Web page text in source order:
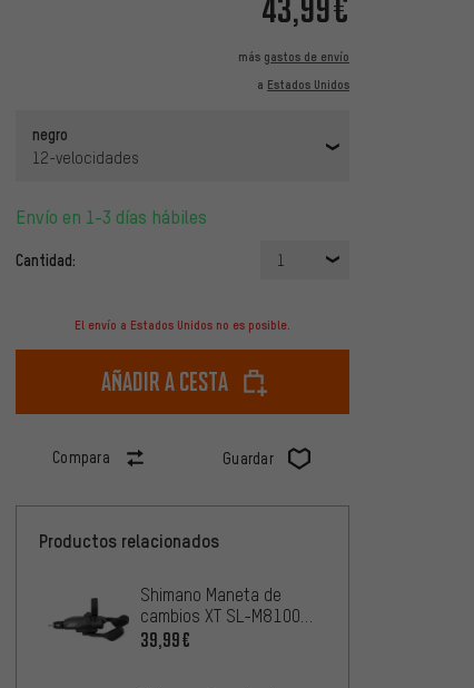
más gastos de envío
a Estados Unidos
negro
12-velocidades
Envío en 1-3 días hábiles
Cantidad: 1
El envío a Estados Unidos no es posible.
Añadir a cesta
Compara Guardar
Productos relacionados
Shimano Maneta de
cambios XT SL-M8100
con abrazadera 12
39,99€